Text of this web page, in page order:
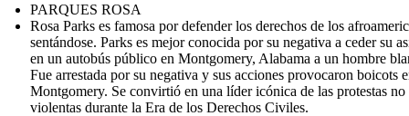
PARQUES ROSA
Rosa Parks es famosa por defender los derechos de los
sentándose. Parks es mejor conocida por su negativa a ceder su
en un autobús público en Montgomery, Alabama a un hombre
Fue arrestada por su negativa y sus acciones provocaron boicots
Montgomery. Se convirtió en una líder icónica de las protestas no
violentas durante la Era de los Derechos Civiles.